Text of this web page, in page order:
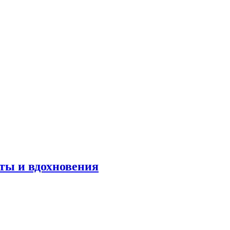
и вдохновения